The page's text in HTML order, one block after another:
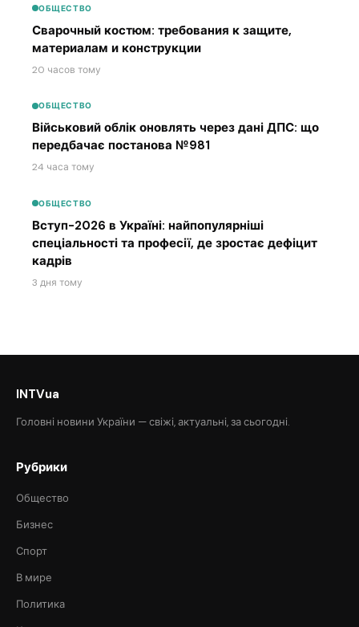
ОБЩЕСТВО
Сварочный костюм: требования к защите,
материалам и конструкции
20 часов тому
ОБЩЕСТВО
Військовий облік оновлять через дані ДПС: що
передбачає постанова №981
24 часа тому
ОБЩЕСТВО
Вступ-2026 в Україні: найпопулярніші
спеціальності та професії, де зростає дефіцит
кадрів
3 дня тому
INTVua
Головні новини України — свіжі, актуальні, за сьогодні.
Рубрики
Общество
Бизнес
Спорт
В мире
Политика